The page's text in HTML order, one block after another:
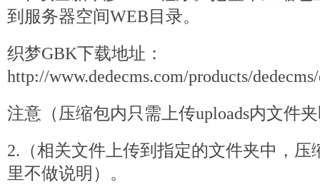
到 服务器空间WEB目录。
织梦GBK下载地址：
http://www.dedecms.com/products/dede
注意（压缩包内只需上传uploads内文件
2.（相关文件上传到指定的文件夹中，压
里不做说明）。